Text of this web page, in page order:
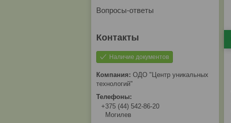
Вопросы-ответы
Наличие документов
ОДО "Центр уникальных
технологий"
+375 (44) 542-86-20
Могилев